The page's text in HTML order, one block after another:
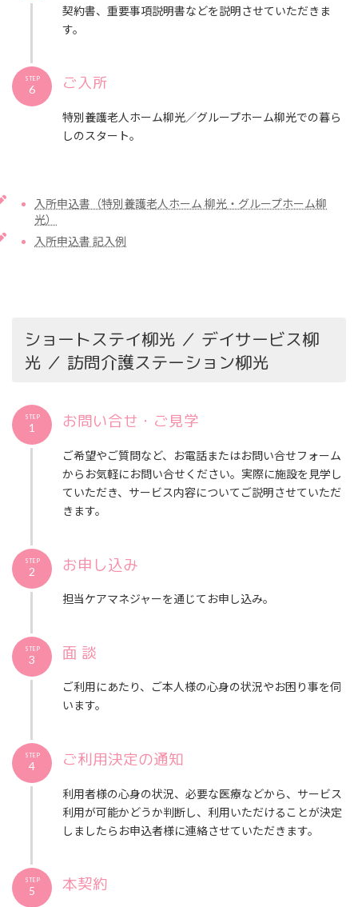
契約書、重要事項説明書などを説明させていただきま
す。
ご入所
特別養護老人ホーム柳光／グループホーム柳光での暮ら
しのスタート。
STEP
6
入所申込書（特別養護老人ホーム 柳光・グループホーム柳
光）
入所申込書 記入例
ショートステイ柳光 ／ デイサービス柳
光 ／ 訪問介護ステーション柳光
お問い合せ・ご見学
ご希望やご質問など、お電話またはお問い合せフォーム
からお気軽にお問い合せください。実際に施設を見学し
ていただき、サービス内容についてご説明させていただ
きます。
STEP
1
お申し込み
担当ケアマネジャーを通じてお申し込み。
STEP
2
面 談
ご利用にあたり、ご本人様の心身の状況やお困り事を伺
います。
STEP
3
ご利用決定の通知
利用者様の心身の状況、必要な医療などから、サービス
利用が可能かどうか判断し、利用いただけることが決定
しましたらお申込者様に連絡させていただきます。
STEP
4
本契約
STEP
5